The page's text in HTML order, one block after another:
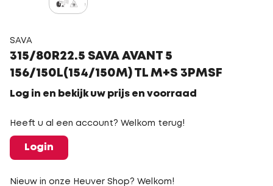
SAVA
315/80R22.5 SAVA AVANT 5
156/150L(154/150M) TL M+S 3PMSF
Log in en bekijk uw prijs en voorraad
Heeft u al een account? Welkom terug!
Login
Nieuw in onze Heuver Shop? Welkom!